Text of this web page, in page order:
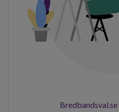
Bredbandsval.se